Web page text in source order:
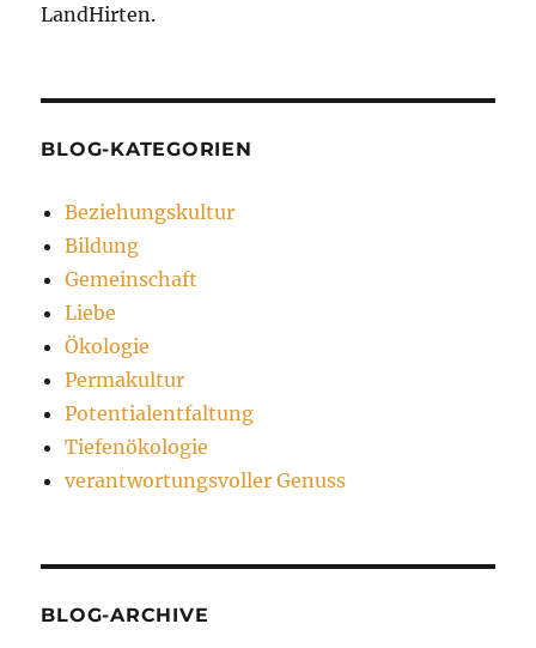
LandHirten.
BLOG-KATEGORIEN
Beziehungskultur
Bildung
Gemeinschaft
Liebe
Ökologie
Permakultur
Potentialentfaltung
Tiefenökologie
verantwortungsvoller Genuss
BLOG-ARCHIVE